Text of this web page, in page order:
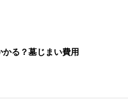
る？墓じまい費用